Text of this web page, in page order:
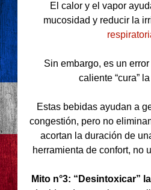
El calor y el vapor
mucosidad y reducir la
Sin embargo, es un
caliente “cura”
Estas bebidas ayudan a
congestión, pero no
acortan la duración de
herramienta de confort, no
Mito n°3: “Desintoxicar”